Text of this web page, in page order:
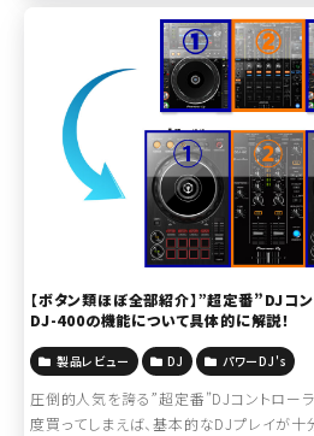
【ボタン類ほぼ全部紹介】”超定番”DJ
DJ-400の機能について具体的に解説！
製品レビュー DJ パワーDJ's
圧倒的人気を誇る”超定番”DJコントロ
度買ってしまえば、基本的なDJプレイが